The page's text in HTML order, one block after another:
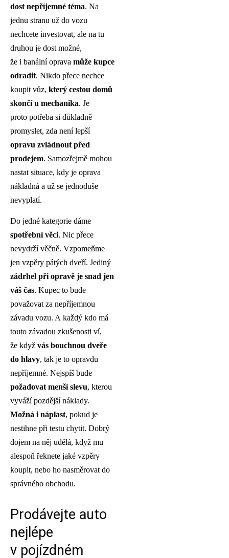
dost nepříjemné téma. Na
jednu stranu už do vozu
nechcete investovat, ale na tu
druhou je dost možné,
že i banální oprava může kupce
odradit. Nikdo přece nechce
koupit vůz, který cestou domů
skončí u mechanika. Je
proto potřeba si důkladně
promyslet, zda není lepší
opravu zvládnout před
prodejem. Samozřejmě mohou
nastat situace, kdy je oprava
nákladná a už se jednoduše
nevyplatí.
Do jedné kategorie dáme
spotřební věci. Nic přece
nevydrží věčně. Vzpomeňme
jen vzpěry pátých dveří. Jediný
zádrhel při opravě je snad jen
váš čas. Kupec to bude
považovat za nepříjemnou
závadu vozu. A každý kdo má
touto závadou zkušenosti ví,
že když vás bouchnou dveře
do hlavy, tak je to opravdu
nepříjemné. Nejspíš bude
požadovat menší slevu, kterou
vyváží pozdější náklady.
Možná i náplast, pokud je
nestihne při testu chytit. Dobrý
dojem na něj udělá, když mu
alespoň řeknete jaké vzpěry
koupit, nebo ho nasměrovat do
správného obchodu.
Prodávejte auto
nejlépe
v pojízdném